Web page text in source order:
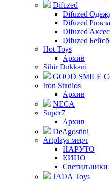
Difuzed
Difuzed
Difuzed
Difuzed
Difuzed
Hot Toys
Архив
Sihir Dukkani
GOOD SMILE
Iron Studios
Архив
NECA
Super7
Архив
DeAgostini
Artplays мерч
НАРУТО
КИНО
Светильники
JADA Toys